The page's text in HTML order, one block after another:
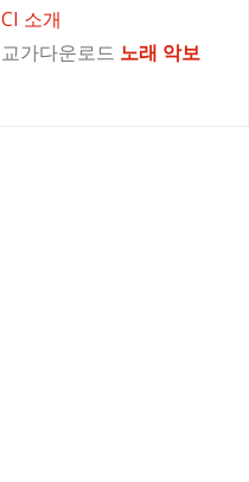
CI 소개
교가다운로드 노래 악보